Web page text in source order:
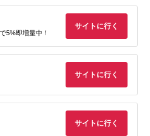
5%即増量中！
サイトに行く
サイトに行く
サイトに行く